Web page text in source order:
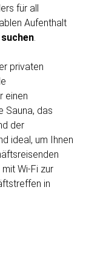
für all
Aufenthalt
.
privaten
einen
Sauna, das
der
ideal, um Ihnen
Wi-Fi zur
in